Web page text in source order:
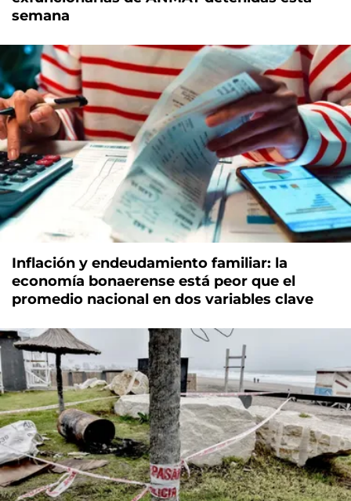
semana
Inflación y endeudamiento familiar: la
economía bonaerense está peor que el
promedio nacional en dos variables clave